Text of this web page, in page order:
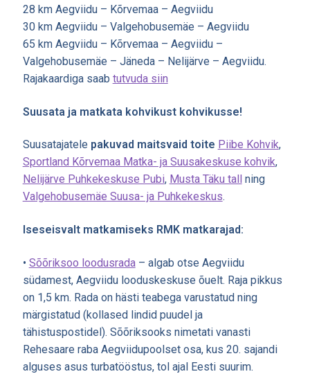
28 km Aegviidu – Kõrvemaa – Aegviidu
30 km Aegviidu – Valgehobusemäe – Aegviidu
65 km Aegviidu – Kõrvemaa – Aegviidu –
Valgehobusemäe – Jäneda – Nelijärve – Aegviidu.
Rajakaardiga saab tutvuda siin
Suusata ja matkata kohvikust kohvikusse!
Suusatajatele pakuvad maitsvaid toite Piibe Kohvik,
Sportland Kõrvemaa Matka- ja Suusakeskuse kohvik,
Nelijärve Puhkekeskuse Pubi, Musta Täku tall
ning
Valgehobusemäe Suusa- ja Puhkekeskus.
Iseseisvalt matkamiseks RMK matkarajad:
• Sõõriksoo loodusrada– algab otse Aegviidu
südamest, Aegviidu looduskeskuse õuelt. Raja pikkus
on 1,5 km. Rada on hästi teabega varustatud ning
märgistatud (kollased lindid puudel ja
tähistuspostidel). Sõõriksooks nimetati vanasti
Rehesaare raba Aegviidupoolset osa, kus 20. sajandi
alguses asus turbatööstus, tol ajal Eesti suurim.